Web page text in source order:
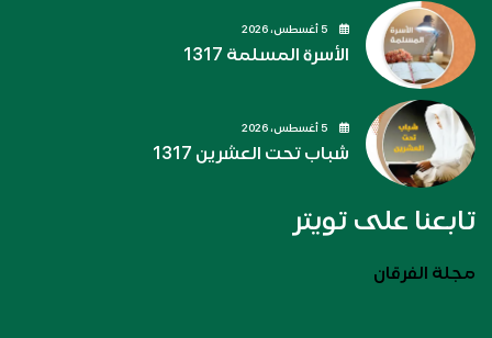
الأسرة المسلمة 1317
شباب تحت العشرين 1317
تابعنا على تويتر
مجلة الفرقان